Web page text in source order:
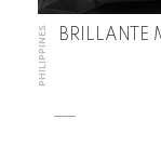
PHILIPPINES BRILLANTE